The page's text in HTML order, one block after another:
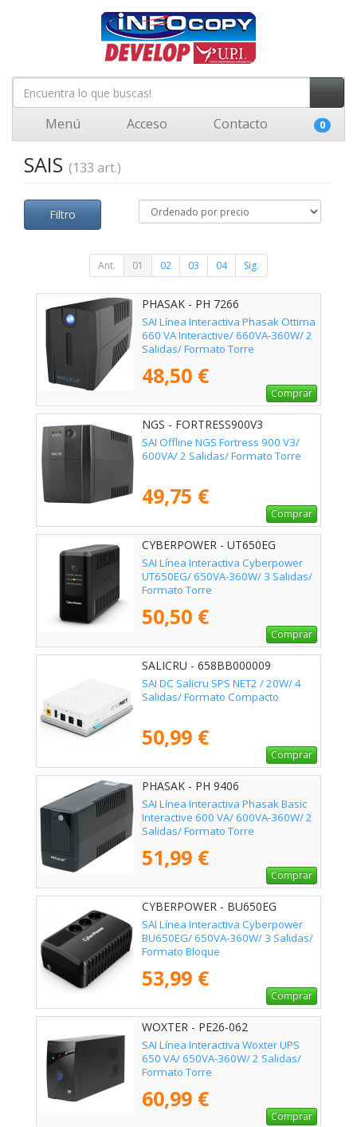
Menú Acceso Contacto 0
SAIS (133 art.)
Filtro
Ant. 01 02 03 04 Sig.
PHASAK - PH 7266
SAI Línea Interactiva Phasak Ottima
660 VA Interactive/ 660VA-360W/ 2
Salidas/ Formato Torre
48,50 €
Comprar
NGS - FORTRESS900V3
SAI Offline NGS Fortress 900 V3/
600VA/ 2 Salidas/ Formato Torre
49,75 €
Comprar
CYBERPOWER - UT650EG
SAI Línea Interactiva Cyberpower
UT650EG/ 650VA-360W/ 3 Salidas/
Formato Torre
50,50 €
Comprar
SALICRU - 658BB000009
SAI DC Salicru SPS NET2 / 20W/ 4
Salidas/ Formato Compacto
50,99 €
Comprar
PHASAK - PH 9406
SAI Línea Interactiva Phasak Basic
Interactive 600 VA/ 600VA-360W/ 2
Salidas/ Formato Torre
51,99 €
Comprar
CYBERPOWER - BU650EG
SAI Línea Interactiva Cyberpower
BU650EG/ 650VA-360W/ 3 Salidas/
Formato Bloque
53,99 €
Comprar
WOXTER - PE26-062
SAI Línea Interactiva Woxter UPS
650 VA/ 650VA-360W/ 2 Salidas/
Formato Torre
60,99 €
Comprar